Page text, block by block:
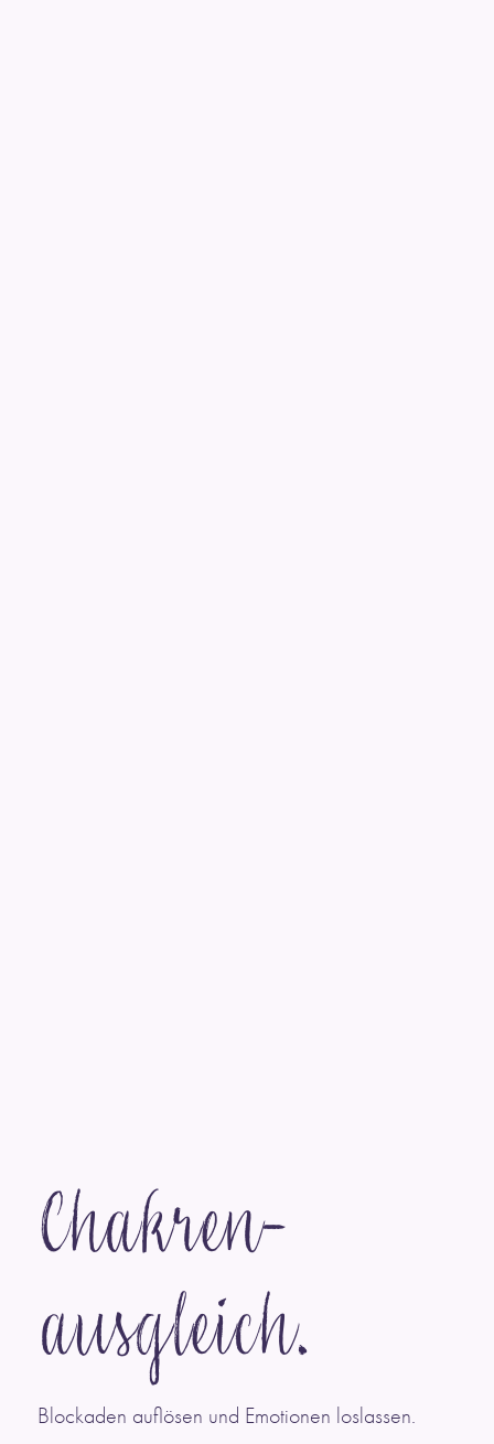
Chakren­
ausgleich.
Blockaden auflösen und Emotionen loslassen.